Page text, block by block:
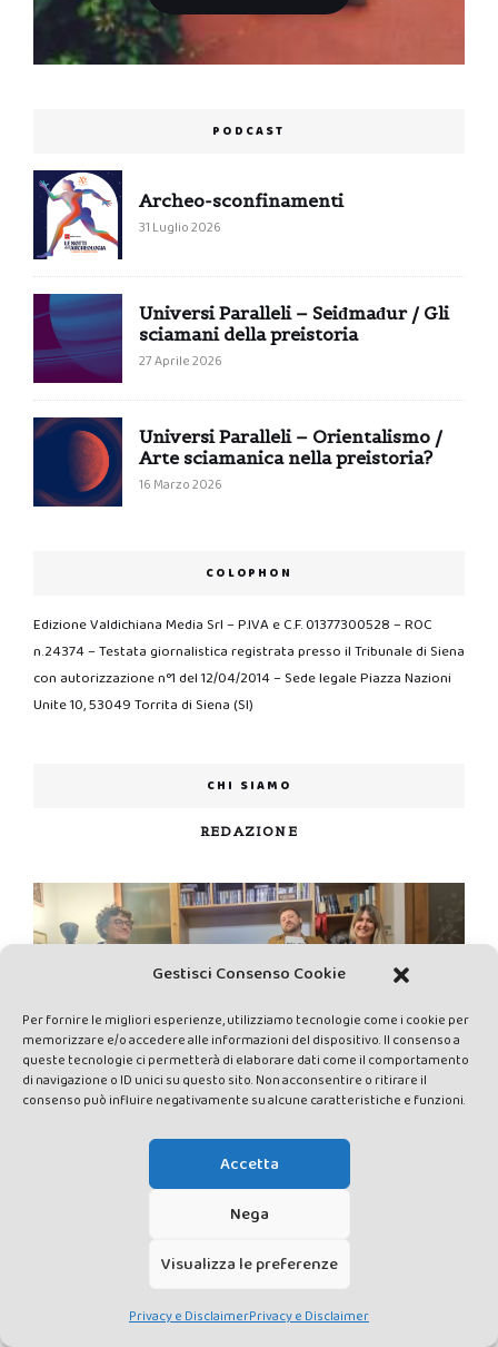
Gestisci Consenso Cookie
Per fornire le migliori esperienze, utilizziamo tecnologie come i cookie per
memorizzare e/o accedere alle informazioni del dispositivo. Il consenso a
queste tecnologie ci permetterà di elaborare dati come il comportamento
di navigazione o ID unici su questo sito. Non acconsentire o ritirare il
consenso può influire negativamente su alcune caratteristiche e funzioni.
Accetta
Nega
Visualizza le preferenze
Privacy e DisclaimerPrivacy e Disclaimer
PODCAST
Archeo-sconfinamenti
31 Luglio 2026
Universi Paralleli – Seiđmađur / Gli
sciamani della preistoria
27 Aprile 2026
Universi Paralleli – Orientalismo /
Arte sciamanica nella preistoria?
16 Marzo 2026
COLOPHON
Edizione Valdichiana Media Srl – P.IVA e C.F. 01377300528 – ROC
n.24374 – Testata giornalistica registrata presso il Tribunale di Siena
con autorizzazione n°1 del 12/04/2014 – Sede legale Piazza Nazioni
Unite 10, 53049 Torrita di Siena (SI)
CHI SIAMO
REDAZIONE